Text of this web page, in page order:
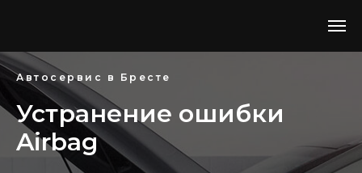
Автосервис в Бресте
Устранение ошибки
Airbag